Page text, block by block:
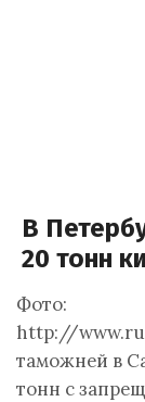
В
20 тонн
Фото:
http://
таможней в
тонн с